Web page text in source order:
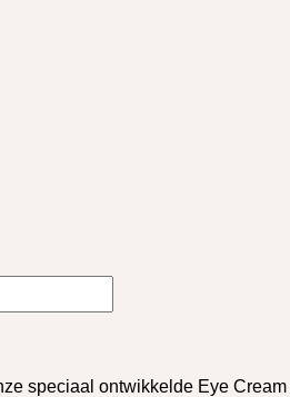
speciaal ontwikkelde Eye Cream